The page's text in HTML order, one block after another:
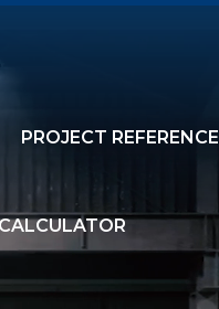
PROJECT REFERENCE